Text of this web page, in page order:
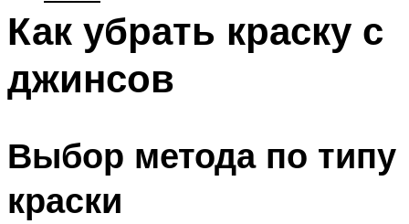
Как убрать краску с
джинсов
Выбор метода по типу
краски